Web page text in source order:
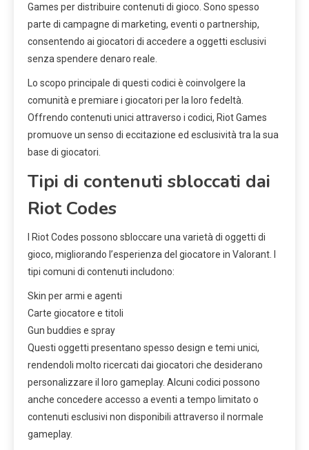
Games per distribuire contenuti di gioco. Sono spesso
parte di campagne di marketing, eventi o partnership,
consentendo ai giocatori di accedere a oggetti esclusivi
senza spendere denaro reale.
Lo scopo principale di questi codici è coinvolgere la
comunità e premiare i giocatori per la loro fedeltà.
Offrendo contenuti unici attraverso i codici, Riot Games
promuove un senso di eccitazione ed esclusività tra la sua
base di giocatori.
Tipi di contenuti sbloccati dai
Riot Codes
I Riot Codes possono sbloccare una varietà di oggetti di
gioco, migliorando l’esperienza del giocatore in Valorant. I
tipi comuni di contenuti includono:
Skin per armi e agenti
Carte giocatore e titoli
Gun buddies e spray
Questi oggetti presentano spesso design e temi unici,
rendendoli molto ricercati dai giocatori che desiderano
personalizzare il loro gameplay. Alcuni codici possono
anche concedere accesso a eventi a tempo limitato o
contenuti esclusivi non disponibili attraverso il normale
gameplay.